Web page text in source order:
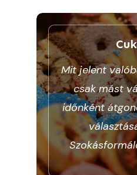
Mit jelent
csak mást
időnként